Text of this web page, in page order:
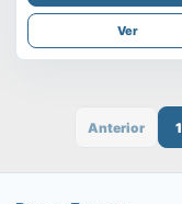
Ver
Anterior 1